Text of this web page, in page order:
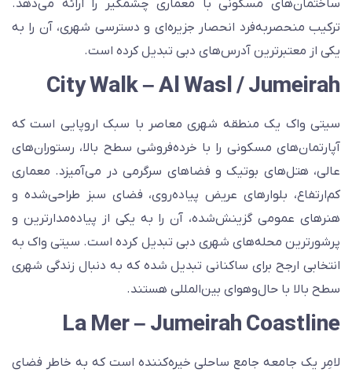
مسکونی با معماری چشمگیر را ارائه می‌دهد.
منحصر‌به‌فرد انحصار جزیره‌ای و دسترسی شهری، آن را به
از معتبرترین آدرس‌های دبی تبدیل کرده است.
City Walk – Al Wasl /
واک یک منطقه شهری معاصر با سبک اروپایی است که
مسکونی را با خرده‌فروشی سطح بالا، رستوران‌های
هتل‌های بوتیک و فضاهای سرگرمی در می‌آمیزد. معماری
بلوارهای عریض پیاده‌روی، فضای سبز طراحی‌شده و
عمومی گزینش‌شده، آن را به یکی از پیاده‌مدارترین و
محله‌های شهری دبی تبدیل کرده است. سیتی واک به
ارجح برای ساکنانی تبدیل شده که به دنبال زندگی شهری
بالا با حال‌وهوای بین‌المللی هستند.
La Mer – Jumeirah
یک جامعه جامع ساحلی خیره‌کننده است که به خاطر فضای